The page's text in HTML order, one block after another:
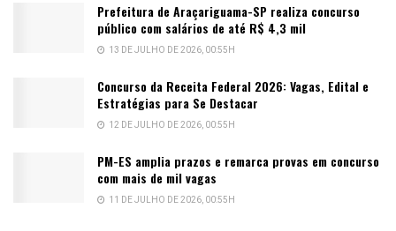
Prefeitura de Araçariguama-SP realiza concurso
público com salários de até R$ 4,3 mil
13 DE JULHO DE 2026, 00:55H
Concurso da Receita Federal 2026: Vagas, Edital e
Estratégias para Se Destacar
12 DE JULHO DE 2026, 00:55H
PM-ES amplia prazos e remarca provas em concurso
com mais de mil vagas
11 DE JULHO DE 2026, 00:55H